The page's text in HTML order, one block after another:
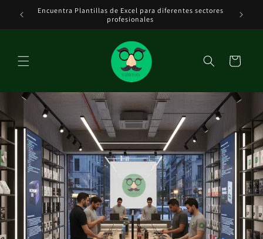
directamenteEncuentra Plantillas de Excel para diferentes sectores
profesionales
Carrito